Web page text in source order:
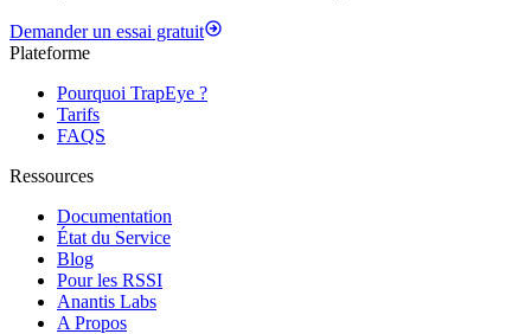
Demander un essai gratuit
Plateforme
Pourquoi TrapEye ?
Tarifs
FAQS
Ressources
Documentation
État du Service
Blog
Pour les RSSI
Anantis Labs
A Propos